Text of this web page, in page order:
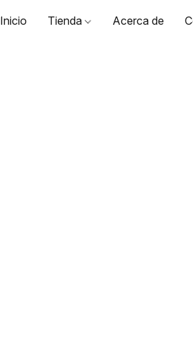
Inicio Tienda Acerca de